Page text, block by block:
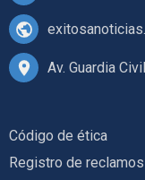
Av. Guardia
Código de ética
Registro de reclamos